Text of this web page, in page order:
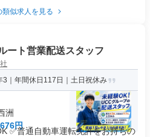
類似求人を見る
ート営業配送スタッフ
｜年間休日117日｜土日祝休み
洲
円
✅普通自動車運転免許をお持ちの